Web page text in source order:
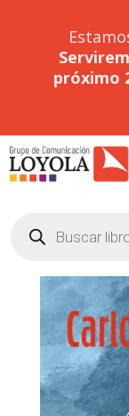
próximo
productos